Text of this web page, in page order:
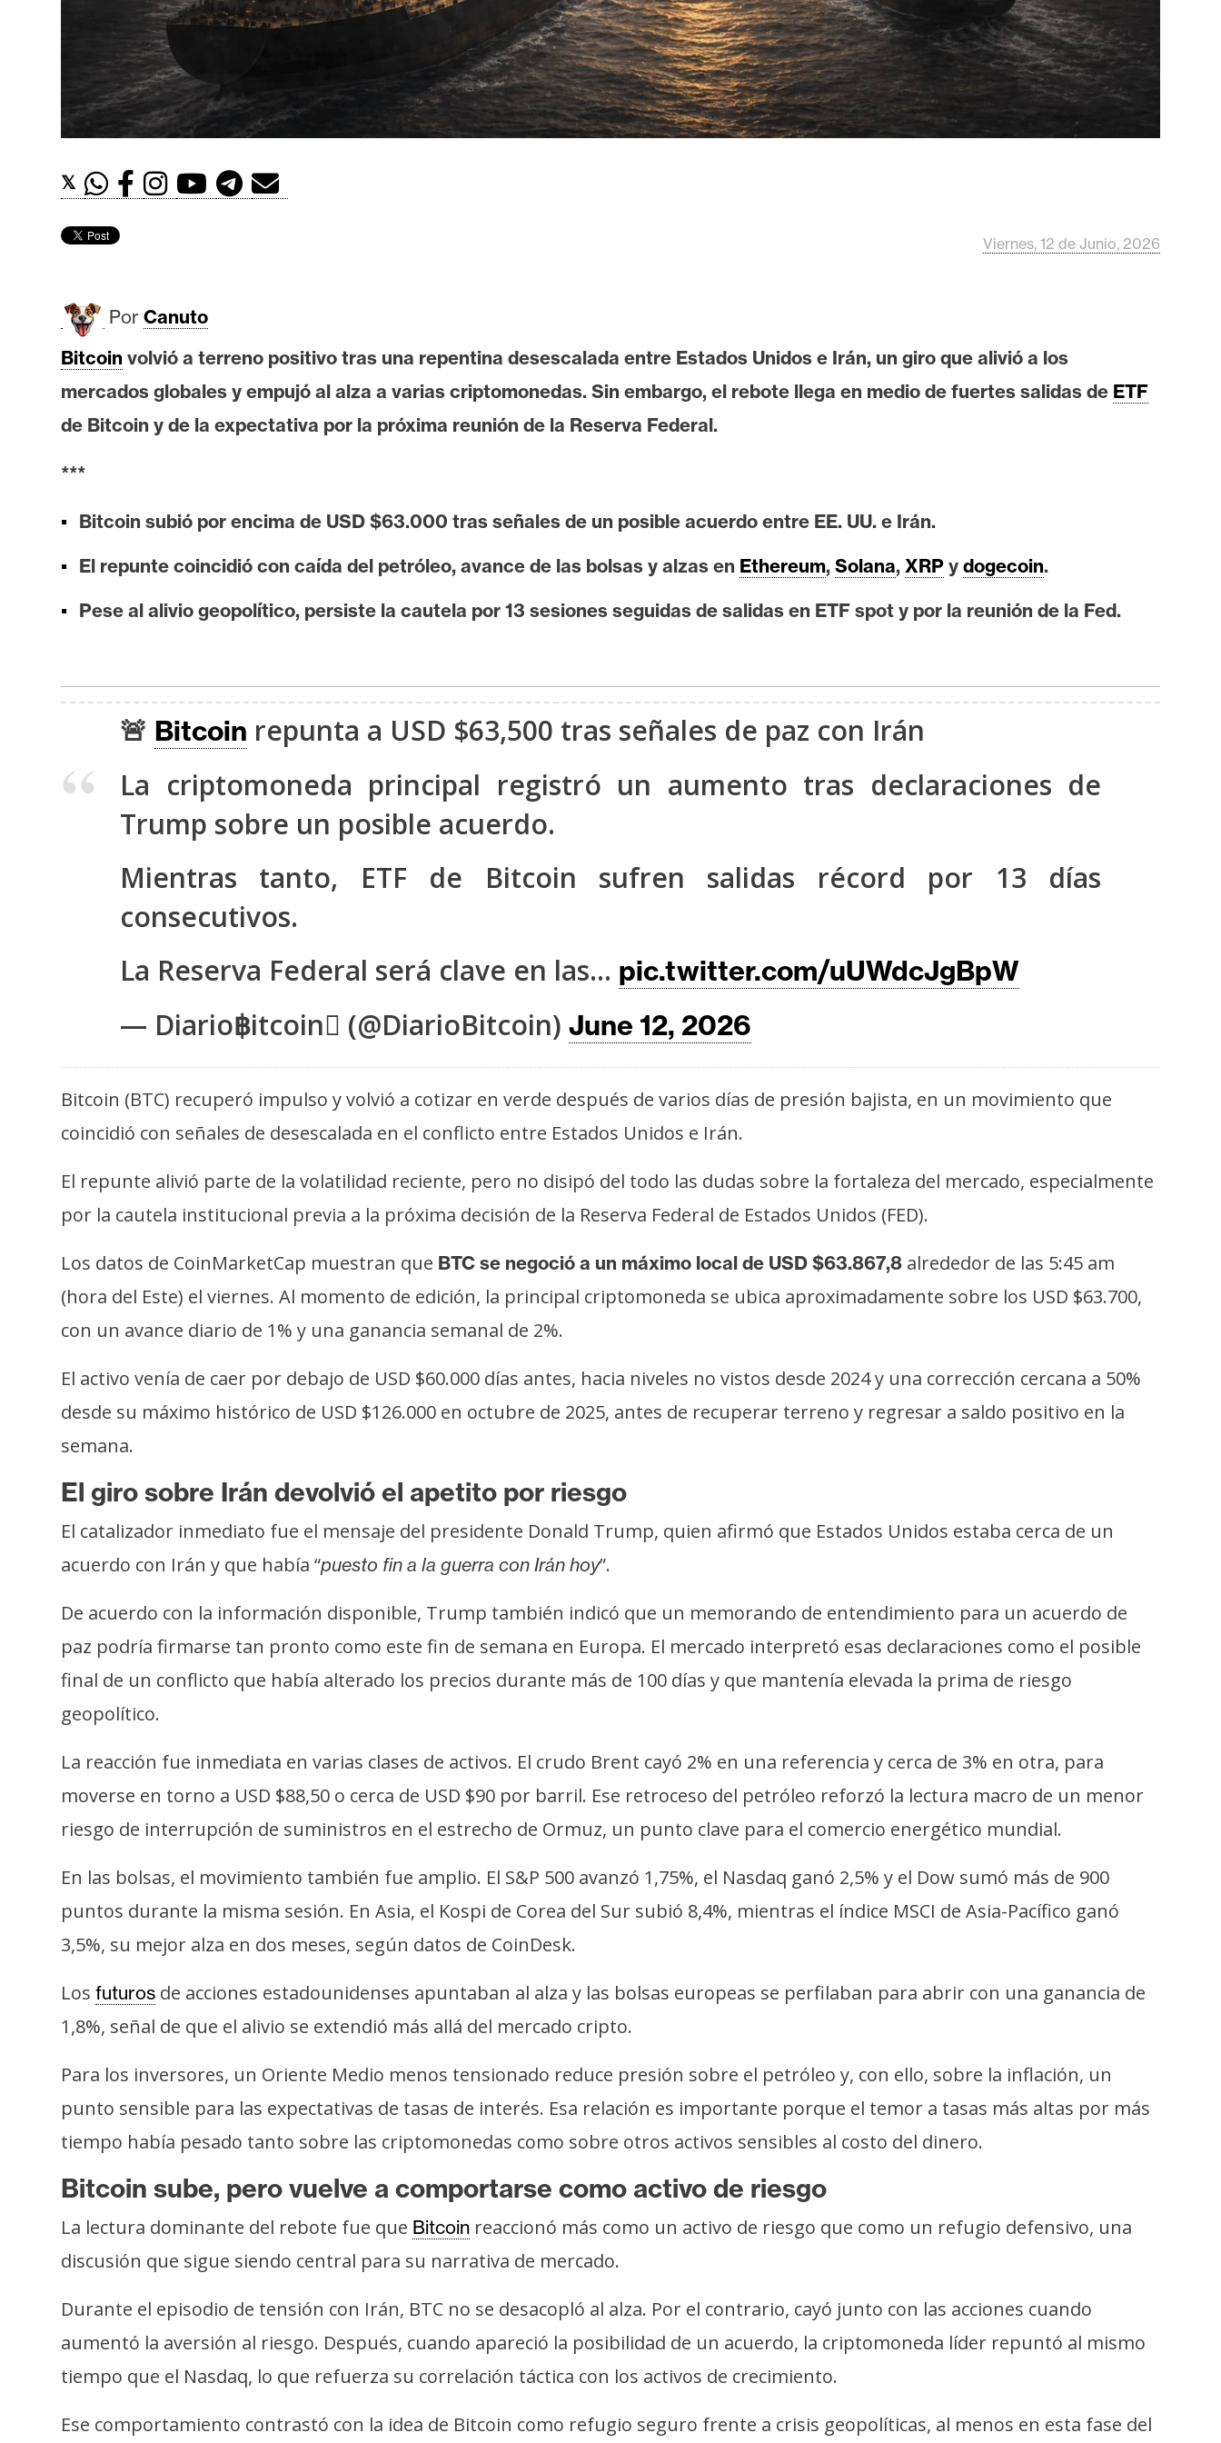
e
u
I
A
á
l
i
i
t
e
e
e
c
r
o
o
t
a
c
o
P
u
l
c
i
d
d
𝕏
Viernes, 12 de Junio, 2026
Por Canuto
Bitcoin volvió a terreno positivo tras una repentina desescalada entre Estados Unidos e Irán, un giro que alivió a los
mercados globales y empujó al alza a varias criptomonedas. Sin embargo, el rebote llega en medio de fuertes salidas de ETF
de Bitcoin y de la expectativa por la próxima reunión de la Reserva Federal.
***
Bitcoin subió por encima de USD $63.000 tras señales de un posible acuerdo entre EE. UU. e Irán.
El repunte coincidió con caída del petróleo, avance de las bolsas y alzas en Ethereum, Solana, XRP y dogecoin.
Pese al alivio geopolítico, persiste la cautela por 13 sesiones seguidas de salidas en ETF spot y por la reunión de la Fed.
🚨 Bitcoin repunta a USD $63,500 tras señales de paz con Irán
La criptomoneda principal registró un aumento tras declaraciones de
Trump sobre un posible acuerdo.
Mientras tanto, ETF de Bitcoin sufren salidas récord por 13 días
consecutivos.
La Reserva Federal será clave en las… pic.twitter.com/uUWdcJgBpW
— Diario฿itcoin (@DiarioBitcoin) June 12, 2026
Bitcoin (BTC) recuperó impulso y volvió a cotizar en verde después de varios días de presión bajista, en un movimiento que
coincidió con señales de desescalada en el conflicto entre Estados Unidos e Irán.
El repunte alivió parte de la volatilidad reciente, pero no disipó del todo las dudas sobre la fortaleza del mercado, especialmente
por la cautela institucional previa a la próxima decisión de la Reserva Federal de Estados Unidos (FED).
Los datos de CoinMarketCap muestran que BTC se negoció a un máximo local de USD $63.867,8 alrededor de las 5:45 am
(hora del Este) el viernes. Al momento de edición, la principal criptomoneda se ubica aproximadamente sobre los USD $63.700,
con un avance diario de 1% y una ganancia semanal de 2%.
El activo venía de caer por debajo de USD $60.000 días antes, hacia niveles no vistos desde 2024 y una corrección cercana a 50%
desde su máximo histórico de USD $126.000 en octubre de 2025, antes de recuperar terreno y regresar a saldo positivo en la
semana.
El giro sobre Irán devolvió el apetito por riesgo
El catalizador inmediato fue el mensaje del presidente Donald Trump, quien afirmó que Estados Unidos estaba cerca de un
acuerdo con Irán y que había “puesto fin a la guerra con Irán hoy”.
De acuerdo con la información disponible, Trump también indicó que un memorando de entendimiento para un acuerdo de
paz podría firmarse tan pronto como este fin de semana en Europa. El mercado interpretó esas declaraciones como el posible
final de un conflicto que había alterado los precios durante más de 100 días y que mantenía elevada la prima de riesgo
geopolítico.
La reacción fue inmediata en varias clases de activos. El crudo Brent cayó 2% en una referencia y cerca de 3% en otra, para
moverse en torno a USD $88,50 o cerca de USD $90 por barril. Ese retroceso del petróleo reforzó la lectura macro de un menor
riesgo de interrupción de suministros en el estrecho de Ormuz, un punto clave para el comercio energético mundial.
En las bolsas, el movimiento también fue amplio. El S&P 500 avanzó 1,75%, el Nasdaq ganó 2,5% y el Dow sumó más de 900
puntos durante la misma sesión. En Asia, el Kospi de Corea del Sur subió 8,4%, mientras el índice MSCI de Asia-Pacífico ganó
3,5%, su mejor alza en dos meses, según datos de CoinDesk.
Los futuros de acciones estadounidenses apuntaban al alza y las bolsas europeas se perfilaban para abrir con una ganancia de
1,8%, señal de que el alivio se extendió más allá del mercado cripto.
Para los inversores, un Oriente Medio menos tensionado reduce presión sobre el petróleo y, con ello, sobre la inflación, un
punto sensible para las expectativas de tasas de interés. Esa relación es importante porque el temor a tasas más altas por más
tiempo había pesado tanto sobre las criptomonedas como sobre otros activos sensibles al costo del dinero.
Bitcoin sube, pero vuelve a comportarse como activo de riesgo
La lectura dominante del rebote fue que Bitcoin reaccionó más como un activo de riesgo que como un refugio defensivo, una
discusión que sigue siendo central para su narrativa de mercado.
Durante el episodio de tensión con Irán, BTC no se desacopló al alza. Por el contrario, cayó junto con las acciones cuando
aumentó la aversión al riesgo. Después, cuando apareció la posibilidad de un acuerdo, la criptomoneda líder repuntó al mismo
tiempo que el Nasdaq, lo que refuerza su correlación táctica con los activos de crecimiento.
Ese comportamiento contrastó con la idea de Bitcoin como refugio seguro frente a crisis geopolíticas, al menos en esta fase del